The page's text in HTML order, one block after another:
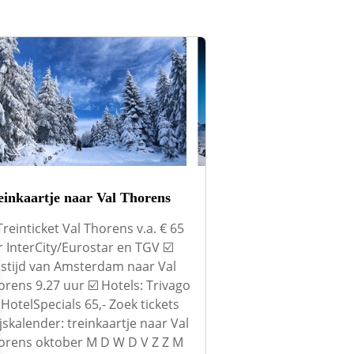
naar Val Thorens
Val Thorens v.a. € 65
InterCity/Eurostar en TGV ☑️
van Amsterdam naar Val
9.27 uur ☑️ Hotels: Trivago
HotelSpecials 65,- Zoek tickets
treinkaartje naar Val
oktober M D W D V Z Z M